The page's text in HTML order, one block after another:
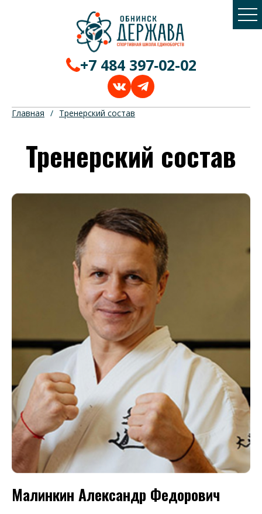
+7 484 397‑02-02
Главная / Тренерский состав
Тренерский состав
Малинкин Александр Федорович